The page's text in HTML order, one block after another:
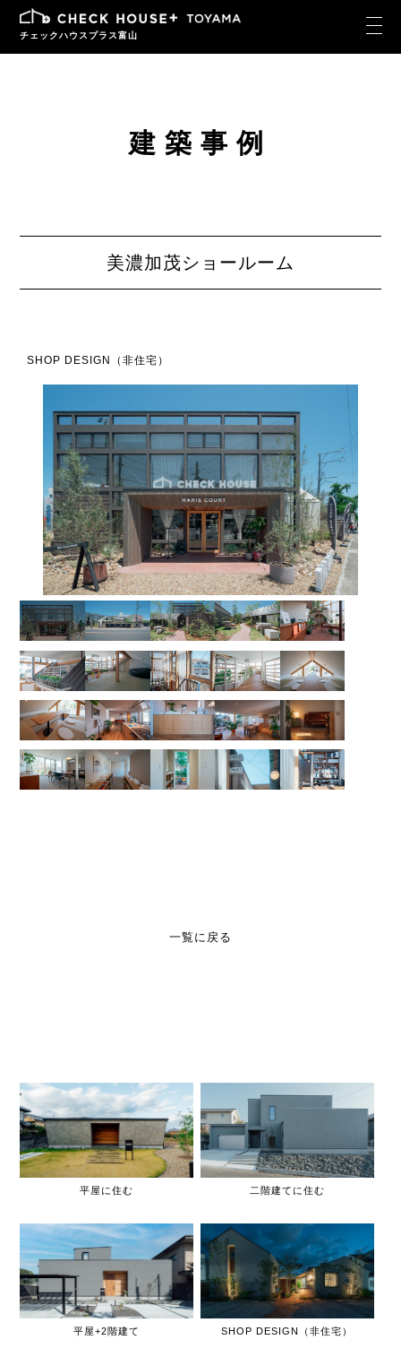
チェックハウスプラス富山
建築事例
美濃加茂ショールーム
SHOP DESIGN（非住宅）
一覧に戻る
平屋に住む 二階建てに住む
平屋+2階建て SHOP DESIGN（非住宅）